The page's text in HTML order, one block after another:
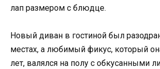
лап размером с блюдце.
Новый диван в гостиной был
местах, а любимый фикус, который
лет, валялся на полу с обкусанными